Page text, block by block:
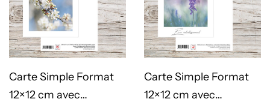
Carte Simple Format
12×12 cm avec
Carte Simple Format
12×12 cm avec